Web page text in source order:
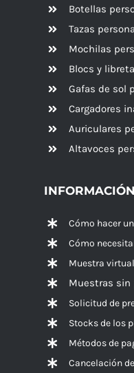
Botellas
Tazas
Mochilas
Blocs y
Gafas de sol
Cargadores
Auriculares
Altavoces
Cómo hacer
Cómo
Muestra virtual
Muestras sin
Solicitud de
Stocks de los
Métodos de
Cancelación